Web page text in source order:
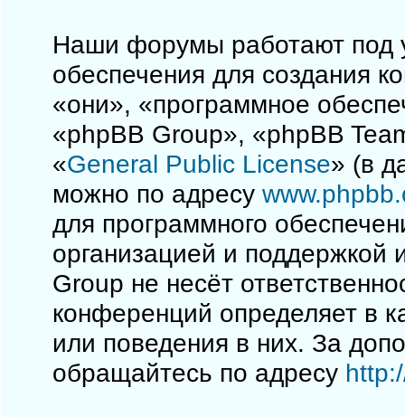
Наши форумы работают под
обеспечения для создания
«они», «программное
«phpBB Group», «phpBB
«General Public License» (в
можно по адресу
для программного
организацией и поддержкой
Group не несёт
конференций определяет в
или поведения в них. За
обращайтесь по адресу